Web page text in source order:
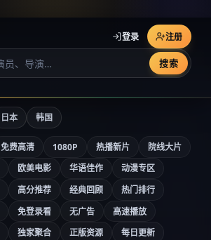
搜索
登录 注册
日本 韩国
免费高清 1080P 热播新片
院线大片
欧美电影 华语佳作
动漫专区
高分推荐 经典回顾
热门排行
免登录看 无广告
高速播放
独家聚合 正版资源
每日更新